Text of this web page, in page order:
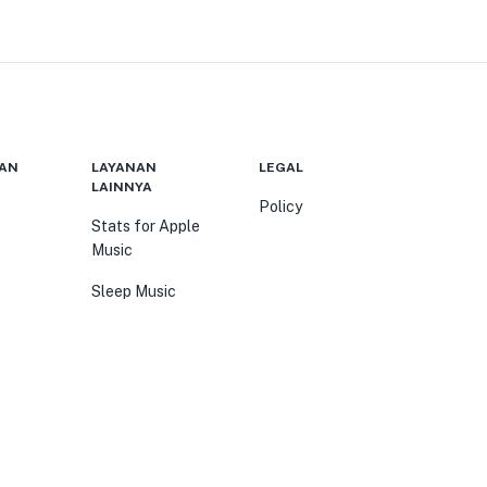
LAYANAN
LAINNYA
Stats for Apple
Music
Sleep Music
LEGAL
Policy